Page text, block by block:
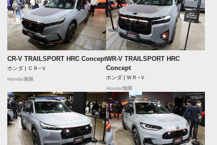
CR-V TRAILSPORT HRC Concept
ホンダ | ＣＲ−Ｖ
Honda/無限
WR-V TRAILSPORT HRC
Concept
ホンダ | ＷＲ−Ｖ
Honda/無限